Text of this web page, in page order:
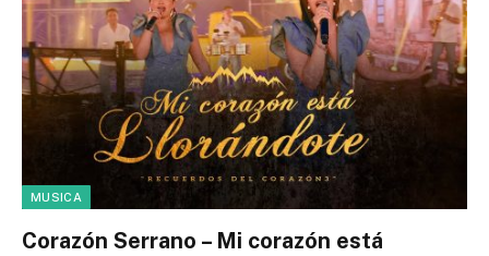
MUSICA
Corazón Serrano – Mi corazón está